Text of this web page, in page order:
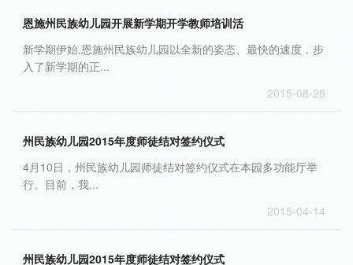
恩施州民族幼儿园开展新学期开学教师培训活
新学期伊始,恩施州民族幼儿园以全新的姿态、最快的速度，步
入了新学期的正...
2015-08-28
州民族幼儿园2015年度师徒结对签约仪式
4月10日，州民族幼儿园师徒结对签约仪式在本园多功能厅举
行。目前，我...
2015-04-14
州民族幼儿园2015年度师徒结对签约仪式